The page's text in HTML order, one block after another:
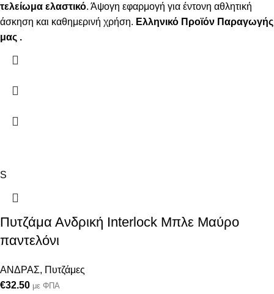
τελείωμα ελαστικό. Άψογη εφαρμογή για έντονη αθλητική
άσκηση και καθημερινή χρήση. Ελληνικό Προϊόν Παραγωγής
μας .
S
Πυτζάμα Ανδρική Interlock Μπλε Μαύρο
παντελόνι
ΑΝΔΡΑΣ, Πυτζάμες
€32.50 με ΦΠΑ